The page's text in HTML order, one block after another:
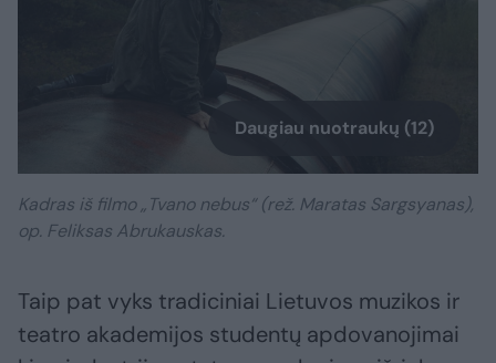
Daugiau nuotraukų (12)
Kadras iš filmo „Tvano nebus“ (rež. Maratas Sargsyanas),
op. Feliksas Abrukauskas.
Taip pat vyks tradiciniai Lietuvos muzikos ir
teatro akademijos studentų apdovanojimai